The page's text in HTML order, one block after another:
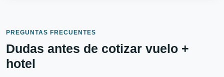
PREGUNTAS FRECUENTES
Dudas antes de cotizar vuelo +
hotel